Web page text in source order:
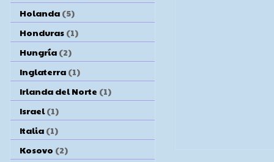
Holanda (5)
Honduras (1)
Hungría (2)
Inglaterra (1)
Irlanda del Norte (1)
Israel (1)
Italia (1)
Kosovo (2)